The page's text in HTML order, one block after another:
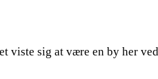
viste sig at være en by her